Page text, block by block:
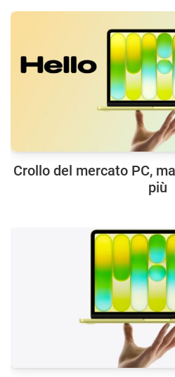
Crollo del mercato PC,
più